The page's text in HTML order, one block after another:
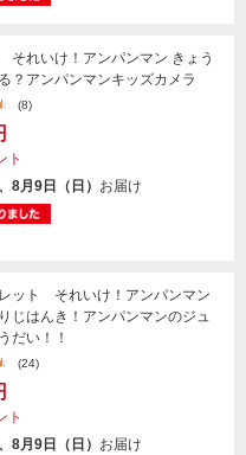
それいけ！アンパンマン きょう
？アンパンマンキッズカメラ
(8)
ト
8月9日（日） お届け
ット それいけ！アンパンマン
じはんき！アンパンマンのジュ
だい！！
(24)
ト
8月9日（日） お届け